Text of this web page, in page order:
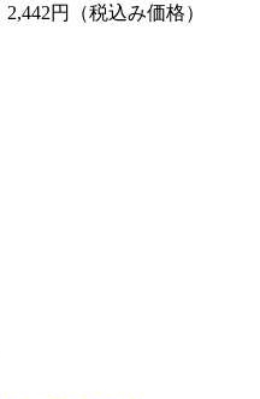
2,442円（税込み価格）